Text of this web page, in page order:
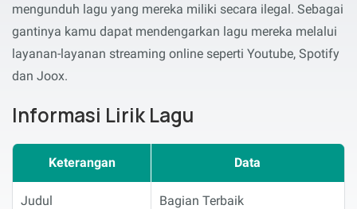
mengunduh lagu yang mereka miliki secara ilegal. Sebagai
gantinya kamu dapat mendengarkan lagu mereka melalui
layanan-layanan streaming online seperti Youtube, Spotify
dan Joox.
Informasi Lirik Lagu
Keterangan Data
Judul Bagian Terbaik